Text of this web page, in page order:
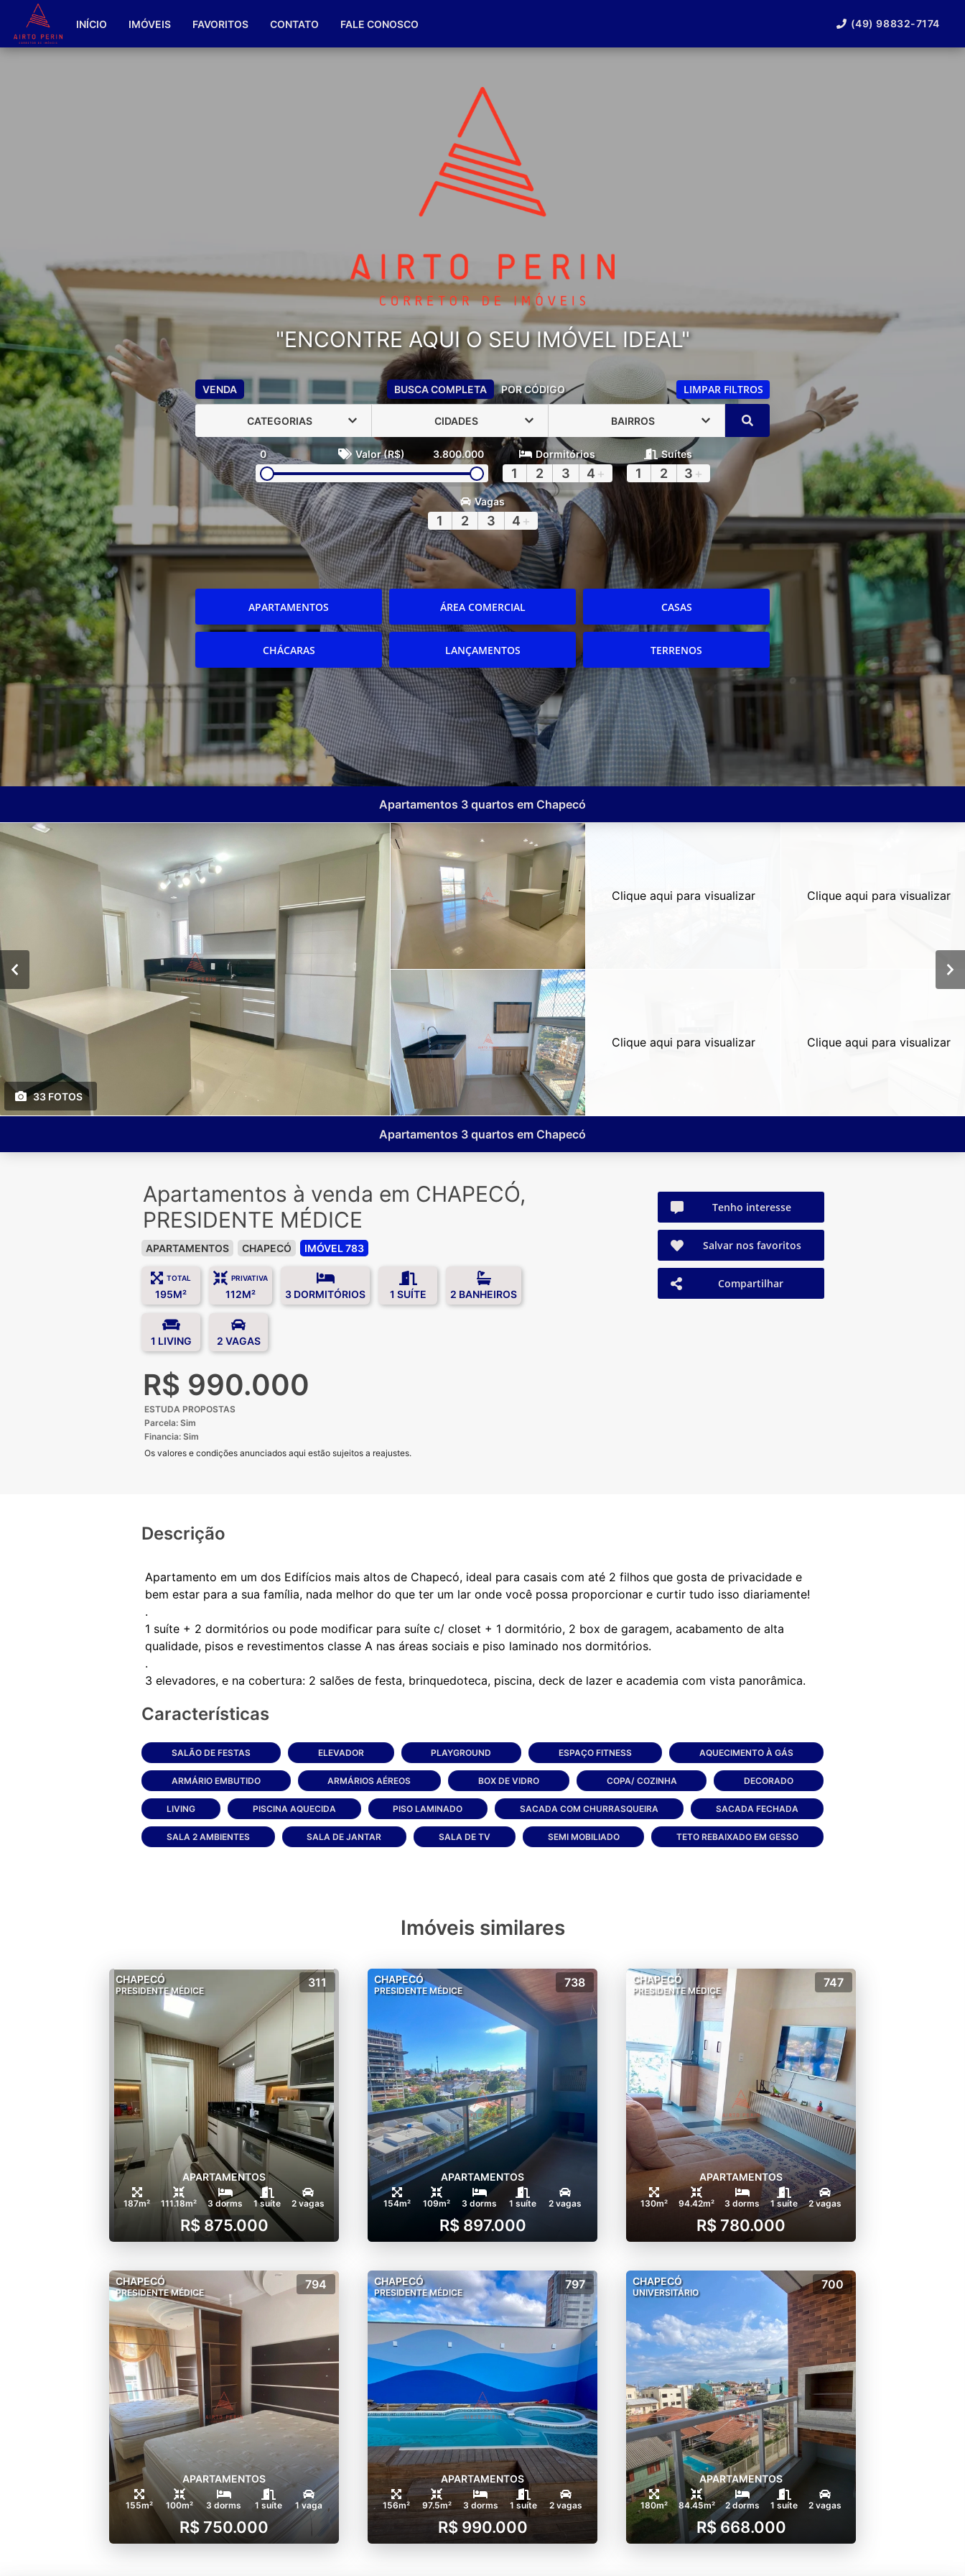
INÍCIO IMÓVEIS FAVORITOS CONTATO FALE CONOSCO (49) 98832-7174
"ENCONTRE AQUI O SEU IMÓVEL IDEAL"
VENDA BUSCA COMPLETA POR CÓDIGO LIMPAR FILTROS
CATEGORIAS CIDADES BAIRROS
0 Valor (R$) 3.800.000 Dormitórios
1 2 3 4 +
Suítes
1 2 3 +
Vagas
1 2 3 4 +
APARTAMENTOS ÁREA COMERCIAL CASAS
CHÁCARAS LANÇAMENTOS TERRENOS
Apartamentos 3 quartos em Chapecó
33 FOTOS
Clique aqui para visualizar
Clique aqui para visualizar
Clique aqui para visualizar
Clique aqui para visualizar
Apartamentos 3 quartos em Chapecó
Apartamentos à venda em CHAPECÓ,
PRESIDENTE MÉDICE
APARTAMENTOS CHAPECÓ IMÓVEL 783
TOTAL
195M²
PRIVATIVA
112M² 3 DORMITÓRIOS 1 SUÍTE 2 BANHEIROS
1 LIVING 2 VAGAS
R$ 990.000
ESTUDA PROPOSTAS
Parcela: Sim
Financia: Sim
Os valores e condições anunciados aqui estão sujeitos a reajustes.
Tenho interesse
Salvar nos favoritos
Compartilhar
Descrição
Apartamento em um dos Edifícios mais altos de Chapecó, ideal para casais com até 2 filhos que gosta de privacidade e
bem estar para a sua família, nada melhor do que ter um lar onde você possa proporcionar e curtir tudo isso diariamente!
.
1 suíte + 2 dormitórios ou pode modificar para suíte c/ closet + 1 dormitório, 2 box de garagem, acabamento de alta
qualidade, pisos e revestimentos classe A nas áreas sociais e piso laminado nos dormitórios.
.
Características
SALÃO DE FESTAS ELEVADOR PLAYGROUND ESPAÇO FITNESS AQUECIMENTO À GÁS
ARMÁRIO EMBUTIDO ARMÁRIOS AÉREOS BOX DE VIDRO COPA/ COZINHA DECORADO
LIVING PISCINA AQUECIDA PISO LAMINADO SACADA COM CHURRASQUEIRA SACADA FECHADA
SALA 2 AMBIENTES SALA DE JANTAR SALA DE TV SEMI MOBILIADO TETO REBAIXADO EM GESSO
Imóveis similares
CHAPECÓ
PRESIDENTE MÉDICE
311
APARTAMENTOS
187m² 111.18m² 3 dorms 1 suíte 2 vagas
R$ 875.000
CHAPECÓ
PRESIDENTE MÉDICE
738
APARTAMENTOS
154m² 109m² 3 dorms 1 suíte 2 vagas
R$ 897.000
CHAPECÓ
PRESIDENTE MÉDICE
747
APARTAMENTOS
130m² 94.42m² 3 dorms 1 suíte 2 vagas
R$ 780.000
CHAPECÓ
PRESIDENTE MÉDICE
794
APARTAMENTOS
155m² 100m² 3 dorms 1 suíte 1 vaga
R$ 750.000
CHAPECÓ
PRESIDENTE MÉDICE
797
APARTAMENTOS
156m² 97.5m² 3 dorms 1 suíte 2 vagas
R$ 990.000
CHAPECÓ
UNIVERSITÁRIO
700
APARTAMENTOS
180m² 84.45m² 2 dorms 1 suíte 2 vagas
R$ 668.000